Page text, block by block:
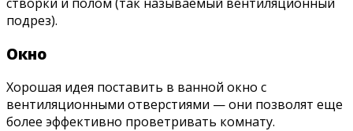
створки и полом (так называемый вентиляционный
подрез).
Окно
Хорошая идея поставить в ванной окно с
вентиляционными отверстиями — они позволят еще
более эффективно проветривать комнату.